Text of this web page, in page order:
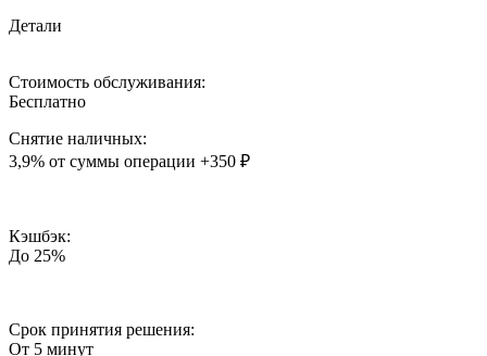
Детали
Стоимость обслуживания:
Бесплатно
Снятие наличных:
3,9% от суммы операции +350 ₽
Кэшбэк:
До 25%
Срок принятия решения:
От 5 минут